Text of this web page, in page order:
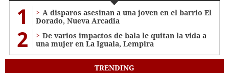
1
A disparos asesinan a una joven en el barrio El
Dorado, Nueva Arcadia
2
De varios impactos de bala le quitan la vida a
una mujer en La Iguala, Lempira
TRENDING